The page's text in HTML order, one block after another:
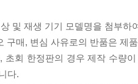
및 재생 기기 모델명을 첨부하
구매, 변심 사유로의 반품은 제
초회 한정판의 경우 제작 수량
다.